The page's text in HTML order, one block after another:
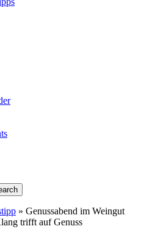
» Genussabend im Weingut
trifft auf Genuss